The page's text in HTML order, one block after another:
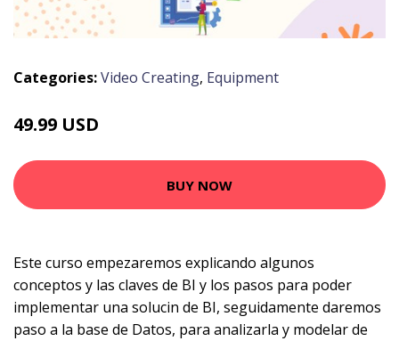
Categories:Video Creating, Equipment
49.99 USD
BUY NOW
Este curso empezaremos explicando algunos
conceptos y las claves de BI y los pasos para poder
implementar una solucin de BI, seguidamente daremos
paso a la base de Datos, para analizarla y modelar de